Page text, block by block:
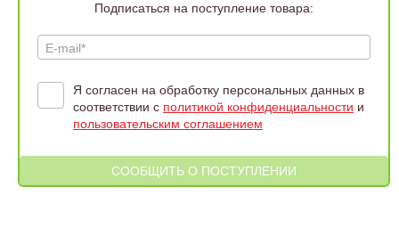
Подписаться на поступление товара:
E-mail*
Я согласен на обработку персональных данных в
соответствии с политикой конфиденциальности и
пользовательским соглашением